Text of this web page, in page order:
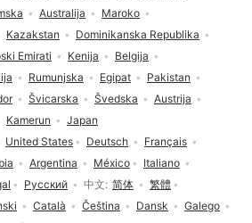
United States Deutsch
Français
Argentina México
Italiano
Русский 中文 简体
繁體
Català Čeština Dansk
Galego
Australija
Maroko
Kazakstan
Dominikanska Republika
Emirati Kenija
Belgija
Rumunjska Egipat
Pakistan
Švicarska Švedska
Austrija
Kamerun Japan